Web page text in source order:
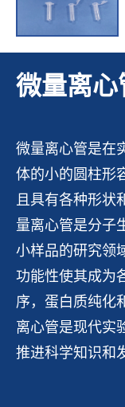
微量离心
微量离心管是在
体的小的圆柱形
且具有各种形状
量离心管是分子
小样品的研究领
功能性使其成为
序，蛋白质纯化
离心管是现代实
推进科学知识和